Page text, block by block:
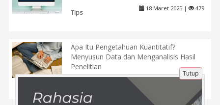
Tips
18 Maret 2025 | 479
Apa Itu Pengetahuan Kuantitatif?
Menyusun Data dan Menganalisis Hasil
Penelitian
27 Maret 2025 | 424
Tutup